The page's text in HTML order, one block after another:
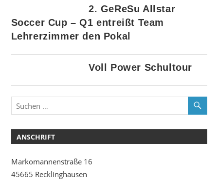
2. GeReSu Allstar
Soccer Cup – Q1 entreißt Team
Lehrerzimmer den Pokal
Voll Power Schultour
ANSCHRIFT
Markomannenstraße 16
45665 Recklinghausen